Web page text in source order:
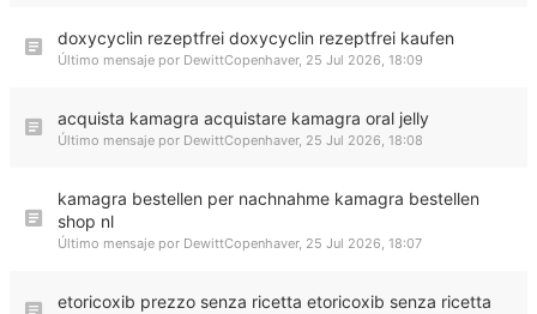
doxycyclin rezeptfrei doxycyclin rezeptfrei kaufen
Último mensaje por DewittCopenhaver, 25 Jul 2026, 18:09
acquista kamagra acquistare kamagra oral jelly
Último mensaje por DewittCopenhaver, 25 Jul 2026, 18:08
kamagra bestellen per nachnahme kamagra bestellen
shop nl
Último mensaje por DewittCopenhaver, 25 Jul 2026, 18:07
etoricoxib prezzo senza ricetta etoricoxib senza ricetta